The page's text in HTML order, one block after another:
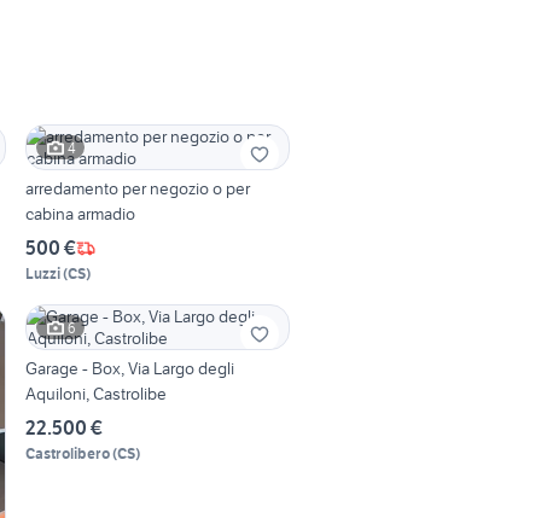
4
arredamento per negozio o per
cabina armadio
500 €
Luzzi(CS)
6
Garage - Box, Via Largo degli
Aquiloni, Castrolibe
22.500 €
Castrolibero(CS)